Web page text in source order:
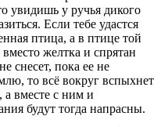
увидишь у ручья дикого
Если тебе удастся
птица, а в птице той
желтка и спрятан
снесет, пока ее не
то всё вокруг вспыхнет
а вместе с ним и
будут тогда напрасны.